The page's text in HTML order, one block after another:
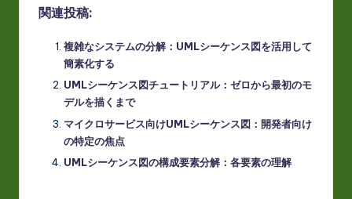
関連投稿:
複雑なシステムの分解：UMLシーケンス図を活用して
簡素化する
UMLシーケンス図チュートリアル：ゼロから最初のモ
デルを描くまで
マイクロサービス向けUMLシーケンス図：開発者向け
の特定の焦点
UMLシーケンス図の構成要素分解：各要素の理解